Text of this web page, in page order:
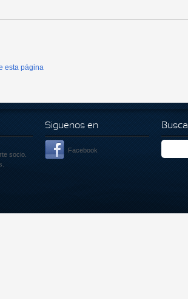
esta página
socio.
Siguenos en
Facebook